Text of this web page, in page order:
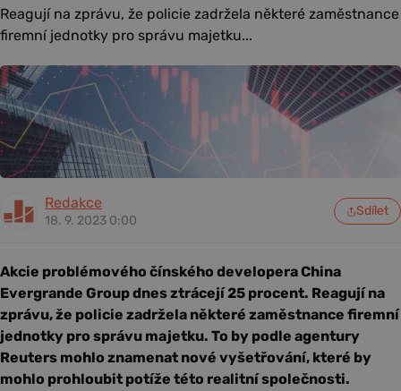
Reagují na zprávu, že policie zadržela některé zaměstnance
firemní jednotky pro správu majetku...
Redakce
18. 9. 2023 0:00
Sdílet
Akcie problémového čínského developera China
Evergrande Group dnes ztrácejí 25 procent. Reagují na
zprávu, že policie zadržela některé zaměstnance firemní
jednotky pro správu majetku. To by podle agentury
Reuters mohlo znamenat nové vyšetřování, které by
mohlo prohloubit potíže této realitní společnosti.